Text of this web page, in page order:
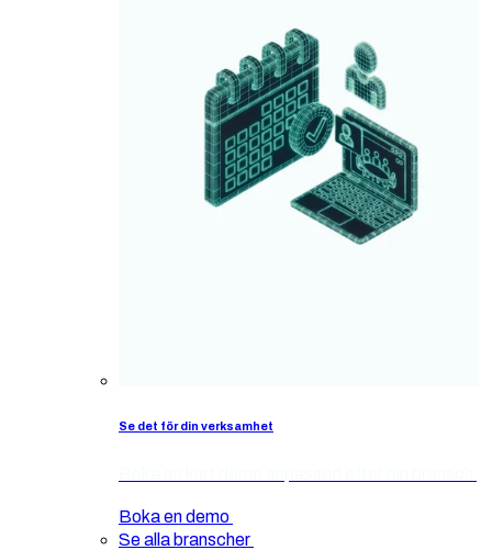
Se det för din verksamhet
Boka en demo
Se alla branscher